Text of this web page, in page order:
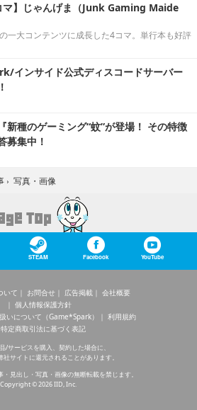
マ】じゃんげま（Junk Gaming Maide
一大コンテンツに成長した4コマ。単行本も好評
インサイド公式ディスコードサーバー
新種のゲーミング“蚊”が登場！ その特徴
募集中！
› 写真・画像
STEAM Facebook YouTube
いて お問合せ 広告掲載
会社概要
個人情報保護方針
いについて（Game*Spark）
利用規約
特定商取引法に基づく表記
/サービスを購入、契約した場合に、
社サイトに還元されることがあります。
見出し・写真・画像の無断転載を禁じます。
Copyright © 2026 IID, Inc.